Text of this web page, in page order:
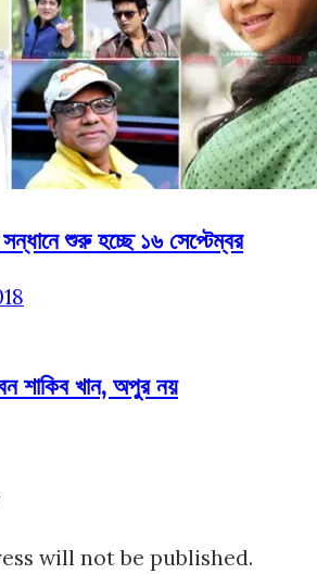
শুরু হচ্ছে ১৬ সেপ্টেম্বর
শাকিব খান, অপুর নয়
will not be published.